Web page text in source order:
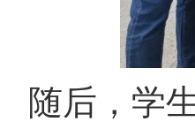
随后，学